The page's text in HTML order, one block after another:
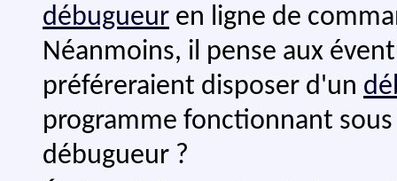
débugueur en ligne de
Néanmoins, il pense aux
préféreraient disposer d'un
programme fonctionnant
débugueur ?